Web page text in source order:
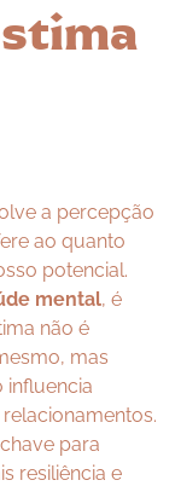
a percepção
ao quanto
potencial.
mental, é
não é
mas
influencia
para
resiliência e